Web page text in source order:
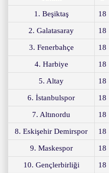
1. Beşiktaş 18
2. Galatasaray 18
3. Fenerbahçe 18
4. Harbiye 18
5. Altay 18
6. İstanbulspor 18
7. Altınordu 18
8. Eskişehir Demirspor 18
9. Maskespor 18
10. Gençlerbirliği 18